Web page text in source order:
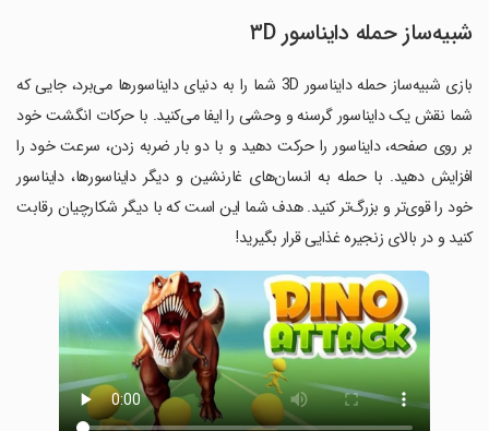
شبیه‌ساز حمله دایناسور ۳D
بازی شبیه‌ساز حمله دایناسور 3D شما را به دنیای دایناسورها می‌برد، جایی که
شما نقش یک دایناسور گرسنه و وحشی را ایفا می‌کنید. با حرکات انگشت خود
بر روی صفحه، دایناسور را حرکت دهید و با دو بار ضربه زدن، سرعت خود را
افزایش دهید. با حمله به انسان‌های غارنشین و دیگر دایناسورها، دایناسور
خود را قوی‌تر و بزرگ‌تر کنید. هدف شما این است که با دیگر شکارچیان رقابت
کنید و در بالای زنجیره غذایی قرار بگیرید!